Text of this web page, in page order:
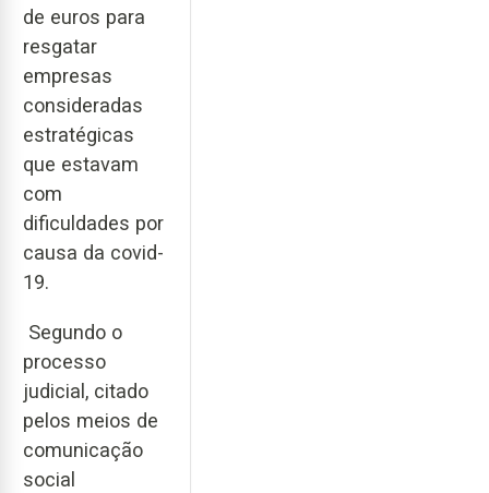
de euros para
resgatar
empresas
consideradas
estratégicas
que estavam
com
dificuldades por
causa da covid-
19.
Segundo o
processo
judicial, citado
pelos meios de
comunicação
social